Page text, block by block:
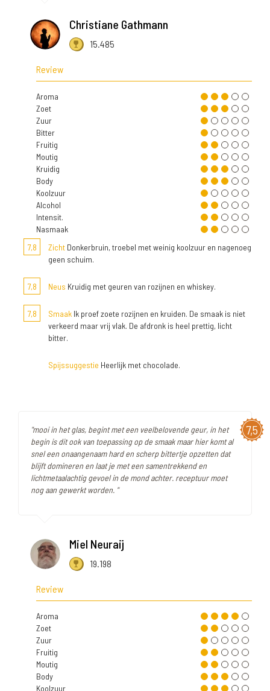
Christiane Gathmann
15.485
Review
Aroma
Zoet
Zuur
Bitter
Fruitig
Moutig
Kruidig
Body
Koolzuur
Alcohol
Intensit.
Nasmaak
7,8
Zicht Donkerbruin, troebel met weinig koolzuur en nagenoeg
geen schuim.
7,8 Neus Kruidig met geuren van rozijnen en whiskey.
7,8 Smaak Ik proef zoete rozijnen en kruiden. De smaak is niet
verkeerd maar vrij vlak. De afdronk is heel prettig, licht
bitter.
Spijssuggestie Heerlijk met chocolade.
7,5
"mooi in het glas, begint met een veelbelovende geur, in het
begin is dit ook van toepassing op de smaak maar hier komt al
snel een onaangenaam hard en scherp bittertje opzetten dat
blijft domineren en laat je met een samentrekkend en
lichtmetaalachtig gevoel in de mond achter. receptuur moet
nog aan gewerkt worden. "
Miel Neuraij
19.198
Review
Aroma
Zoet
Zuur
Fruitig
Moutig
Body
Koolzuur